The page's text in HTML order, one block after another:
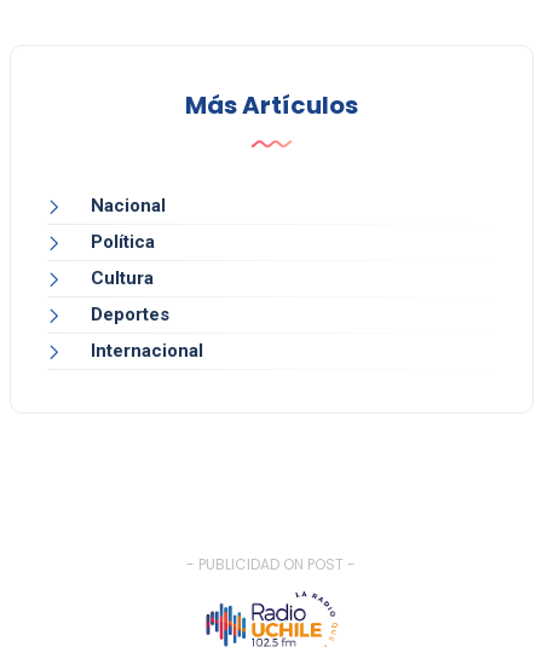
Más Artículos
Nacional
Política
Cultura
Deportes
Internacional
- PUBLICIDAD ON POST -